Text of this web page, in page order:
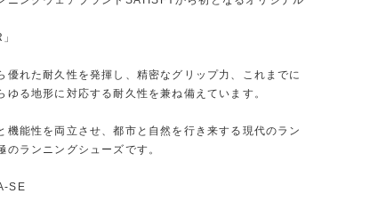
優れた耐久性を発揮し、精密なグリップ力、これまでに
ゆる地形に対応する耐久性を兼ね備えています。
機能性を両立させ、都市と自然を行き来する現代のラン
のランニングシューズです。
SE